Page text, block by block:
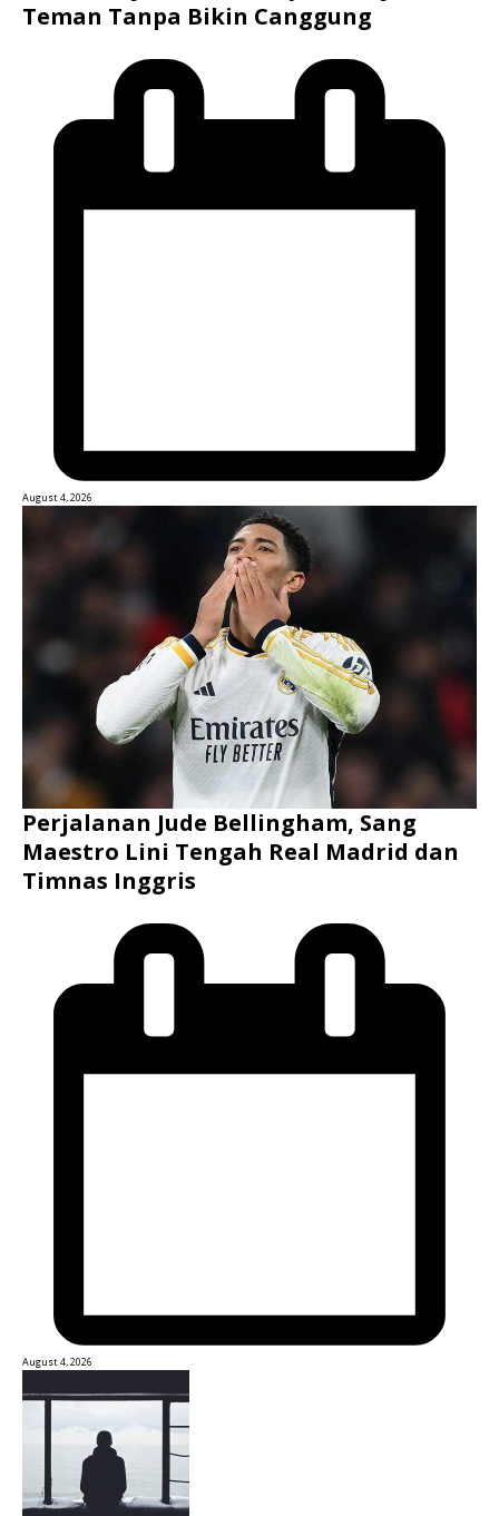
Teman Tanpa Bikin Canggung
August 4, 2026
Perjalanan Jude Bellingham, Sang
Maestro Lini Tengah Real Madrid dan
Timnas Inggris
August 4, 2026